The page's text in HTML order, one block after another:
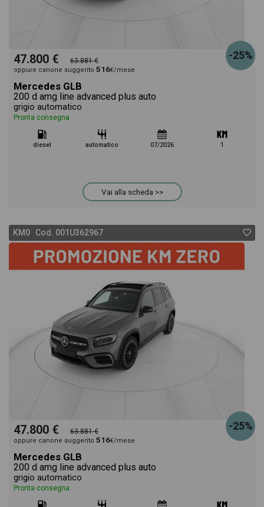
-25%
47.800 € 63.881 €
oppure canone suggerito 516€/mese
Mercedes GLB
200 d amg line advanced plus auto
grigio automatico
Pronta consegna
diesel automatico 07/2026 1
Vai alla scheda >>
KM0 Cod. 001U362967
-25%
47.800 € 63.881 €
oppure canone suggerito 516€/mese
Mercedes GLB
200 d amg line advanced plus auto
grigio automatico
Pronta consegna